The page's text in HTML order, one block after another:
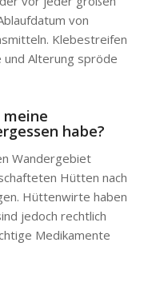
von
Klebestreifen
Alterung spröde
meine
habe?
Wandergebiet
Hütten nach
Hüttenwirte haben
jedoch rechtlich
Medikamente